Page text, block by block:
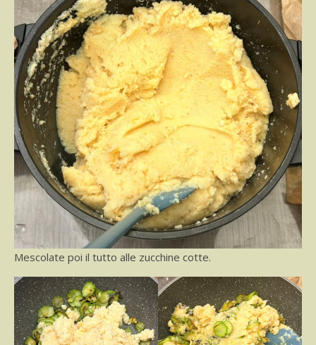
Mescolate poi il tutto alle zucchine cotte.